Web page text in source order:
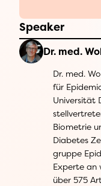
Speaker
Dr. med.
Dr. med.
für
Universität
Biometrie
Diabetes
gruppe
Experte an
über 575